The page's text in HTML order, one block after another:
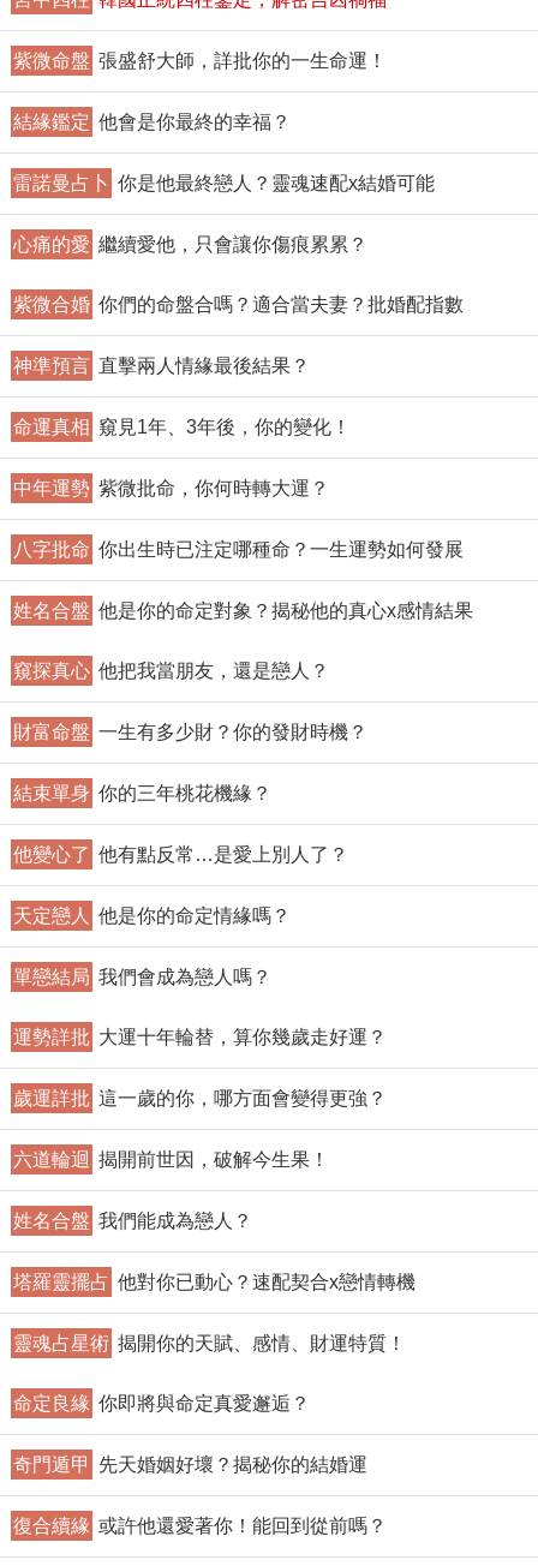
紫微命盤 張盛舒大師，詳批你的一生命運！
結緣鑑定 他會是你最終的幸福？
雷諾曼占卜 你是他最終戀人？靈魂速配x結婚可能
心痛的愛 繼續愛他，只會讓你傷痕累累？
紫微合婚 你們的命盤合嗎？適合當夫妻？批婚配指數
神準預言 直擊兩人情緣最後結果？
命運真相 窺見1年、3年後，你的變化！
中年運勢 紫微批命，你何時轉大運？
八字批命 你出生時已注定哪種命？一生運勢如何發展
姓名合盤 他是你的命定對象？揭秘他的真心x感情結果
窺探真心 他把我當朋友，還是戀人？
財富命盤 一生有多少財？你的發財時機？
結束單身 你的三年桃花機緣？
他變心了 他有點反常…是愛上別人了？
天定戀人 他是你的命定情緣嗎？
單戀結局 我們會成為戀人嗎？
運勢詳批 大運十年輪替，算你幾歲走好運？
歲運詳批 這一歲的你，哪方面會變得更強？
六道輪迴 揭開前世因，破解今生果！
姓名合盤 我們能成為戀人？
塔羅靈擺占 他對你已動心？速配契合x戀情轉機
靈魂占星術 揭開你的天賦、感情、財運特質！
命定良緣 你即將與命定真愛邂逅？
奇門遁甲 先天婚姻好壞？揭秘你的結婚運
復合續緣 或許他還愛著你！能回到從前嗎？